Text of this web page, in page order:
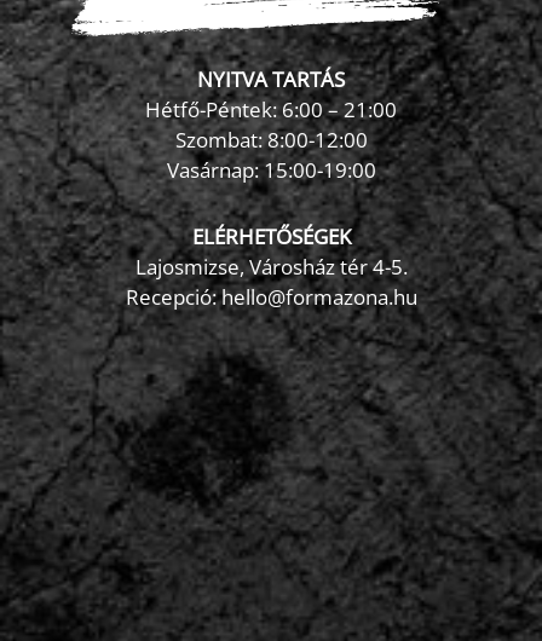
NYITVA TARTÁS
Hétfő-Péntek: 6:00 – 21:00
Szombat: 8:00-12:00
Vasárnap: 15:00-19:00
ELÉRHETŐSÉGEK
Lajosmizse, Városház tér 4-5.
Recepció:hello@formazona.hu
FormaZona chatbot ×